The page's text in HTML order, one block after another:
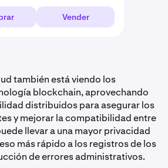
Vender
también está viendo los
blockchain, aprovechando
distribuidos para asegurar los
y mejorar la compatibilidad entre
llevar a una mayor privacidad
más rápido a los registros de los
de errores administrativos.